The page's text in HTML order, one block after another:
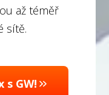
až téměř
sítě.
GW!